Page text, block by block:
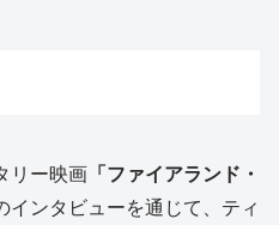
リー映画 「ファイアランド・
インタビューを通じて、ティ